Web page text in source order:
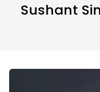
Sushant